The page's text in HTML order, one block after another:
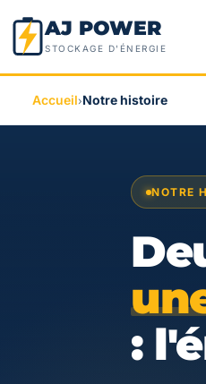
AJ POWER
STOCKAGE D'ÉNERGIE
Accueil›Notre histoire
NOTRE
: